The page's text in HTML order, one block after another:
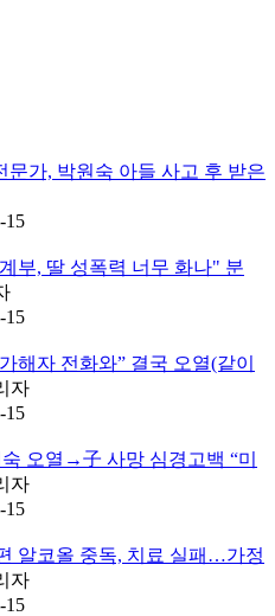
문가, 박원숙 아들 사고 후 받은
15
부, 딸 성폭력 너무 화나" 분
15
해자 전화와” 결국 오열(같이
자
15
숙 오열→子 사망 심경고백 “미
자
15
알코올 중독, 치료 실패…가정
자
15